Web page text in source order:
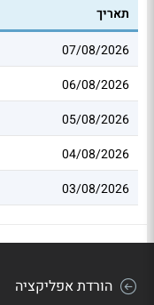
תאריך
07/08/2026
06/08/2026
05/08/2026
04/08/2026
03/08/2026
הורדת אפליקציה